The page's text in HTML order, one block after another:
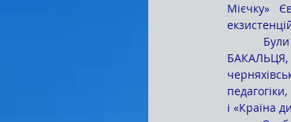
Мієчку»
БАКАЛЬЦЯ,
і «Країна